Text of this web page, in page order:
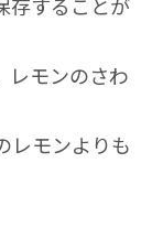
レモンのさわ
レモンよりも